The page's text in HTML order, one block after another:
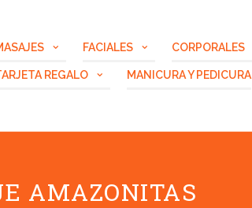
FACIALES CORPORALES
REGALO MANICURA Y PEDICURA
AMAZONITAS